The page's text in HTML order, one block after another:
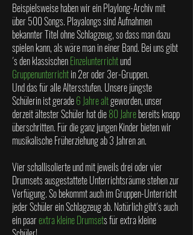
Beispielsweise haben wir einPlaylong-Archivmit
über500 Songs. Playalongs sind Aufnahmen
bekannter Titel ohne Schlagzeug, so dass man dazu
spielen kann, als wäre man in einer Band. Bei uns gibt
´s den klassischenEinzelunterrichtund
Gruppenunterrichtin 2er oder 3er-Gruppen.
Und das für alle Altersstufen. Unsere jüngste
Schülerin ist gerade6 Jahre altgeworden, unser
derzeit ältester Schüler hat die80 Jahrebereits knapp
überschritten. Für die ganz jungen Kinder bieten wir
musikalische Früherziehung ab 3 Jahren an.
Vier schallisolierte und mit jeweils drei oder vier
Drumsets ausgestattete Unterrichtsräume stehen zur
Verfügung. So bekommt auch im Gruppen-Unterricht
jeder Schüler ein Schlagzeug ab. Natürlich gibt´s auch
ein paarextra kleine Drumsets für extra kleine